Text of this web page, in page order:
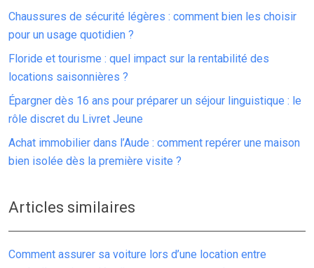
Chaussures de sécurité légères : comment bien les choisir
pour un usage quotidien ?
Floride et tourisme : quel impact sur la rentabilité des
locations saisonnières ?
Épargner dès 16 ans pour préparer un séjour linguistique : le
rôle discret du Livret Jeune
Achat immobilier dans l’Aude : comment repérer une maison
bien isolée dès la première visite ?
Articles similaires
Comment assurer sa voiture lors d’une location entre